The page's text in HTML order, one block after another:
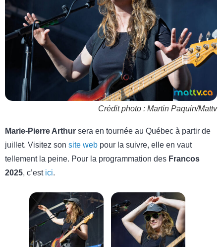
Crédit photo : Martin Paquin/Mattv
Marie-Pierre Arthur sera en tournée au Québec à partir de
juillet. Visitez son site web pour la suivre, elle en vaut
tellement la peine. Pour la programmation des Francos
2025, c’est ici.